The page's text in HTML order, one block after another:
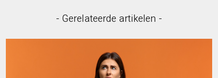
- Gerelateerde artikelen -